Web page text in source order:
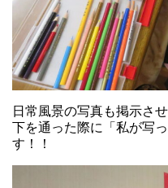
日常風景の写真も掲示さ
下を通った際に「私が写
す！！